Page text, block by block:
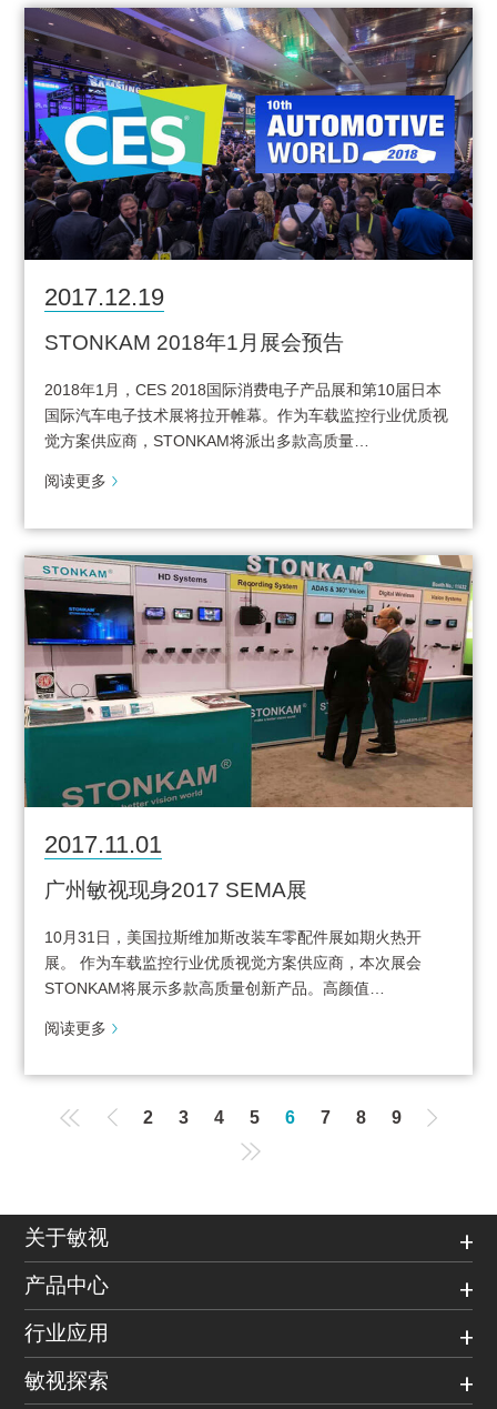
2017.12.19
STONKAM 2018年1月展会预告
2018年1月，CES 2018国际消费电子产品展和第10届日本
国际汽车电子技术展将拉开帷幕。作为车载监控行业优质视
觉方案供应商，STONKAM将派出多款高质量…
阅读更多
2017.11.01
广州敏视现身2017 SEMA展
10月31日，美国拉斯维加斯改装车零配件展如期火热开
展。 作为车载监控行业优质视觉方案供应商，本次展会
STONKAM将展示多款高质量创新产品。高颜值…
阅读更多
2 3 4 5 6 7 8 9
关于敏视
产品中心
行业应用
敏视探索